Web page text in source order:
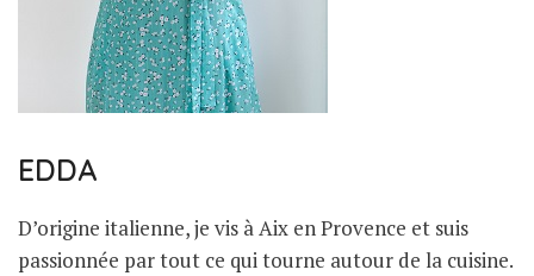
EDDA
D’origine italienne, je vis à Aix en Provence et suis
passionnée par tout ce qui tourne autour de la cuisine.